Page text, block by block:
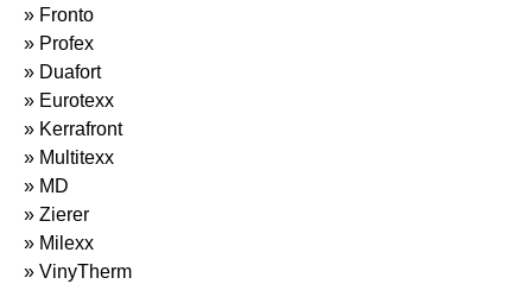
» Fronto
» Profex
» Duafort
» Eurotexx
» Kerrafront
» Multitexx
» MD
» Zierer
» Milexx
» VinyTherm